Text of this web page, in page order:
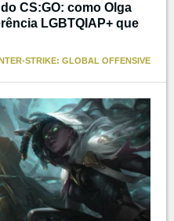
CS:GO: como Olga
LGBTQIAP+ que
STRIKE: GLOBAL OFFENSIVE